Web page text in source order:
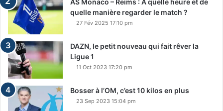
quelle manière regarder le match ?
27 Fév 2025 17:10 pm
DAZN, le petit nouveau qui fait rêver la
Ligue 1
11 Oct 2023 17:20 pm
Bosser à l’OM, c’est 10 kilos en plus
23 Sep 2023 15:04 pm